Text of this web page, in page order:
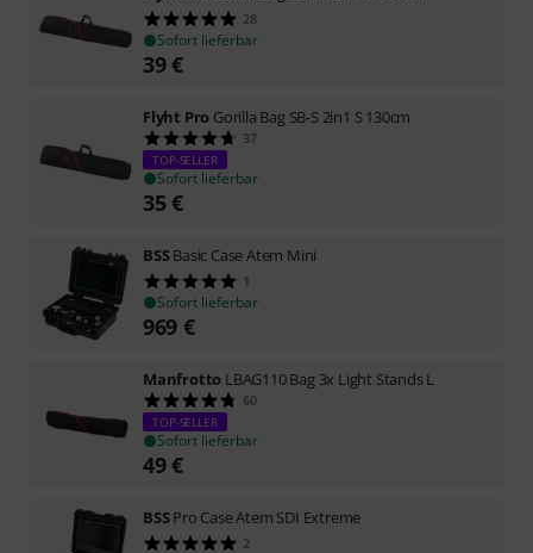
28
Sofort lieferbar
39€
Flyht Pro Gorilla Bag SB-S 2in1 S 130cm
37
TOP-SELLER
Sofort lieferbar
35€
BSSBasic Case Atem Mini
1
Sofort lieferbar
969 €
Manfrotto LBAG110 Bag 3x Light Stands L
60
TOP-SELLER
Sofort lieferbar
49€
BSSPro Case Atem SDI Extreme
2